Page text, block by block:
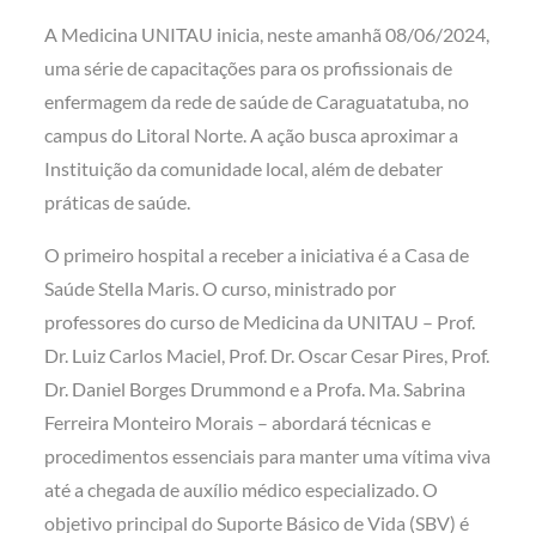
A Medicina UNITAU inicia, neste amanhã 08/06/2024,
uma série de capacitações para os profissionais de
enfermagem da rede de saúde de Caraguatatuba, no
campus do Litoral Norte. A ação busca aproximar a
Instituição da comunidade local, além de debater
práticas de saúde.
O primeiro hospital a receber a iniciativa é a Casa de
Saúde Stella Maris. O curso, ministrado por
professores do curso de Medicina da UNITAU – Prof.
Dr. Luiz Carlos Maciel, Prof. Dr. Oscar Cesar Pires, Prof.
Dr. Daniel Borges Drummond e a Profa. Ma. Sabrina
Ferreira Monteiro Morais – abordará técnicas e
procedimentos essenciais para manter uma vítima viva
até a chegada de auxílio médico especializado. O
objetivo principal do Suporte Básico de Vida (SBV) é